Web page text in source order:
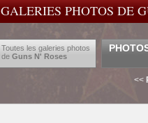
GALERIES PHOTOS DE
Toutes les galeries photos
de Guns N' Roses
<<